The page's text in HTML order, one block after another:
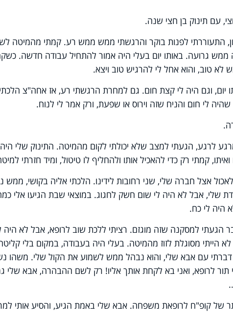
עם תינוק בן חצי שנה.
התעוררתי לפנות בוקר והרגשתי ממש ממש רע. קמתי מהמיטה
ממש גרועה. באותו יום בעלי היה אמור להתחיל עבודה חדשה.
לא טוב, והוא אחל לי להרגיש טוב ויצא.
יום, וגם היה לי קצת חום. גם למחרת הרגשתי רע, אז אחה"צ
לי חום והניח שזה וירוס או שפעת, ורק אמר לי לנוח.
לרגע, הגעתי למצב שלא יכולתי לקום מהמיטה. התינוק שלי
ואיתו, קמתי רק כדי להאכיל אותו ולהחליף לו טיטול, ומיד חזרתי
אצל חברה שלי, שני רחובות לידינו. הלכתי אליה בקושי, ממש
שלי, אבל לא היה לי שום חשק לחגוג. במוצאי שבת הגיעו אלי
היה לי כח.
הייתי מסוגלת לזוז מהמיטה. בעלי היה בעבודה, במקום בלי
דברתי עם אבא שלי, והוא נבהל ממש לשמוע את הקול שלי. משהו
תור לרופא, ואני בא לקחת אותך אליו! רק לשם ההבהרה, אבא שלי
של קופ"ח לרופאת משפחה. אבא שלי באמת הגיע, והסיע אותי